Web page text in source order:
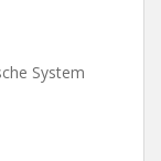
System